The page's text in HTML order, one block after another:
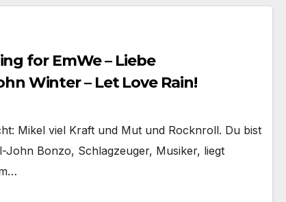
for EmWe – Liebe
Winter – Let Love Rain!
Mikel viel Kraft und Mut und Rocknroll. Du bist
Bonzo, Schlagzeuger, Musiker, liegt